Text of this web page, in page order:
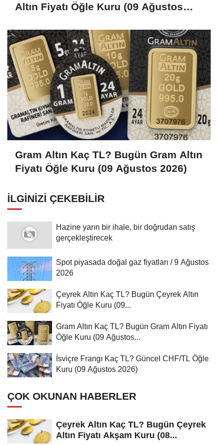
Altın Fiyatı Öğle Kuru (09 Ağustos
Gram Altın Kaç TL? Bugün Gram Altın
Fiyatı Öğle Kuru (09 Ağustos 2026)
İLGINIZI ÇEKEBILIR
Hazine yarın bir ihale, bir doğrudan satış
gerçekleştirecek
Spot piyasada doğal gaz fiyatları / 9 Ağustos
2026
Çeyrek Altın Kaç TL? Bugün Çeyrek Altın
Fiyatı Öğle Kuru (09...
Gram Altın Kaç TL? Bugün Gram Altın Fiyatı
Öğle Kuru (09 Ağustos...
İsviçre Frangı Kaç TL? Güncel CHF/TL Öğle
Kuru (09 Ağustos 2026)
ÇOK OKUNAN HABERLER
Çeyrek Altın Kaç TL? Bugün Çeyrek
Altın Fiyatı Akşam Kuru (08...